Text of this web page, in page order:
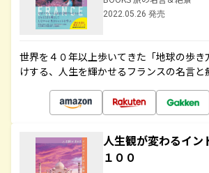
2022.05.26 発売
世界を４０年以上歩いてきた「地球の歩き
けする、人生を輝かせるフランスの名言と
人生観が変わるイン
１００